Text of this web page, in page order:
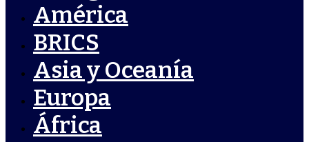
América
BRICS
Asia y Oceanía
Europa
África